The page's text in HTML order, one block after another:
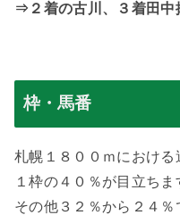
⇒２着の古川、３着田中
枠・馬番
札幌１８００ｍにおけ
１枠の４０％が目立ちま
その他３２％から２４